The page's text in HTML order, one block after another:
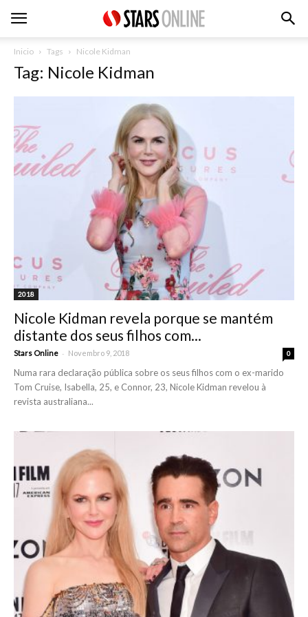
Inicio Tags Nicole Kidman
Tag: Nicole Kidman
2018
Nicole Kidman revela porque se mantém
distante dos seus filhos com...
Stars Online - Novembro 9, 2018 0
Numa rara declaração pública sobre os seus filhos com o ex-marido
Tom Cruise, Isabella, 25, e Connor, 23, Nicole Kidman revelou à
revista australiana...